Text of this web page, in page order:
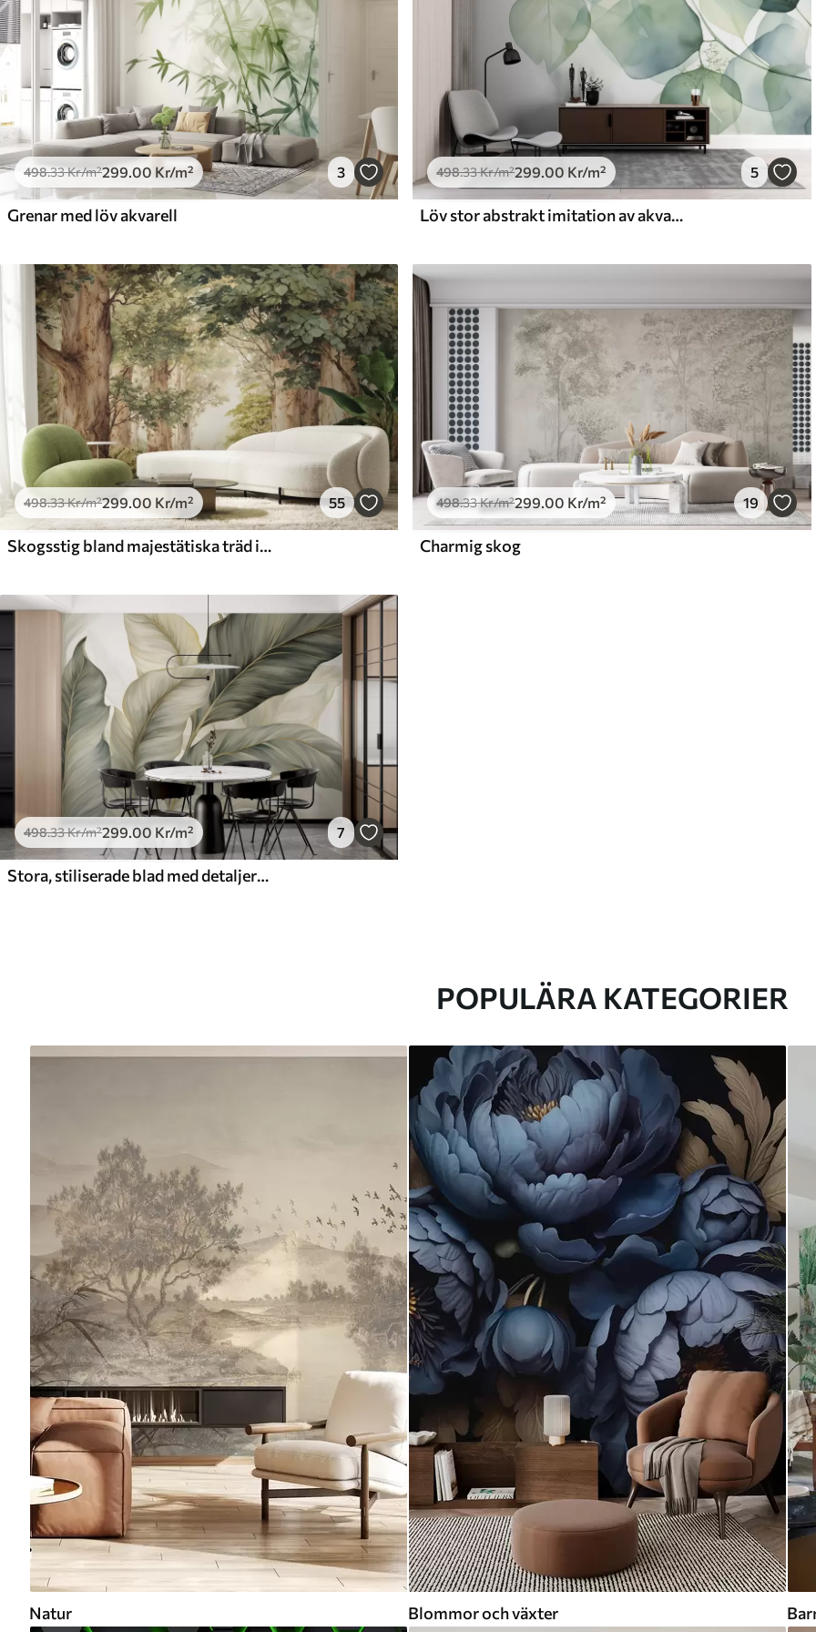
498.33Kr/m²299.00 Kr/m² 3
Grenar med löv akvarell
498.33Kr/m²299.00 Kr/m² 5
Löv stor abstrakt imitation av akvarell
498.33Kr/m²299 .00 Kr/m² 55
Skogsstig bland majestätiska träd i akvarellstil
498.33Kr/m²299 .00 Kr/m² 19
Charmig skog
498.33Kr/m²299.00 Kr/m² 7
Stora, stiliserade blad med detaljerade ådringar i olika nyanser av grönt, grädde och beige
POPULÄRA KATEGORIER
Natur Blommor och växter